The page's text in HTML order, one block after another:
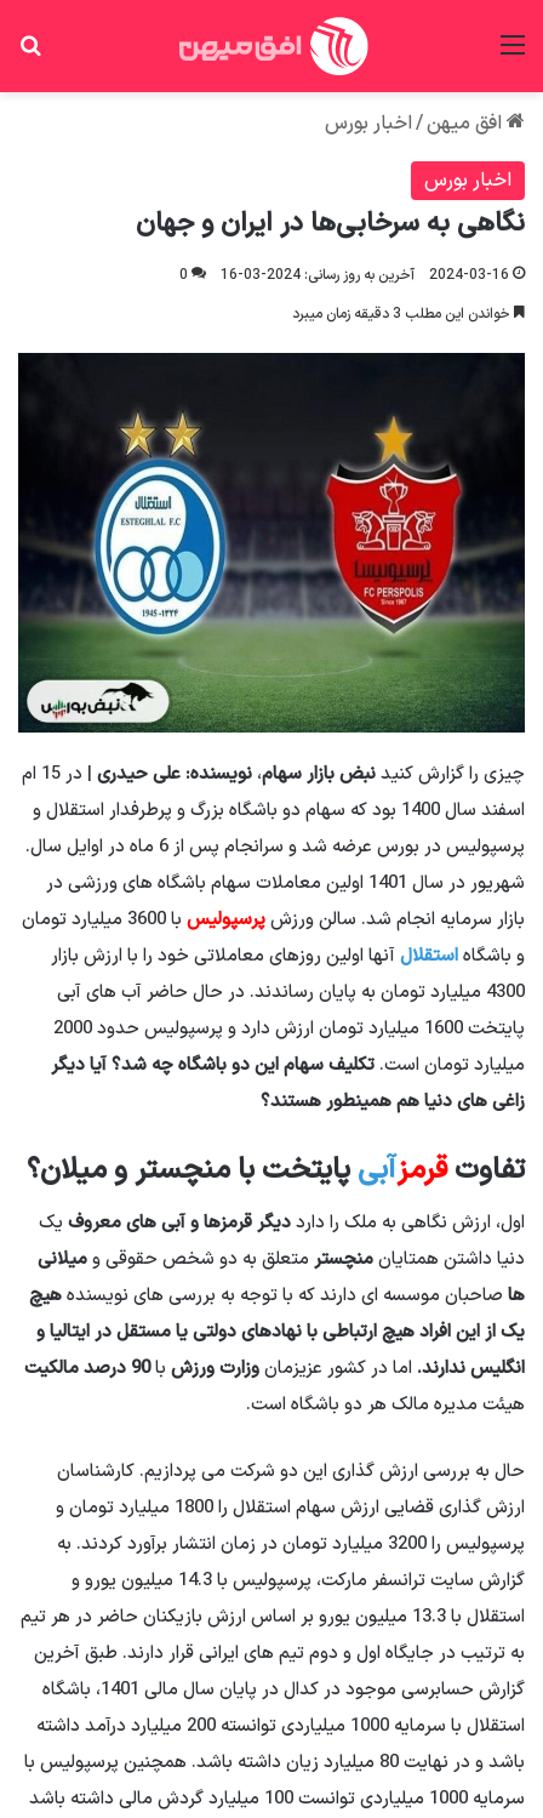
افق میهن/اخبار بورس
اخبار بورس
نگاهی به سرخابی‌ها در ایران و جهان
2024-03-16 آخرین به روز رسانی: 2024-03-16
0
خواندن این مطلب 3 دقیقه زمان میبرد
چیزی را گزارش کنیدنبض بازار سهام، نویسنده: علی حیدری
| در 15 ام
اسفند سال 1400 بود که سهام دو باشگاه بزرگ و پرطرفدار استقلال و
پرسپولیس در بورس عرضه شد و سرانجام پس از 6 ماه در اوایل سال.
شهریور در سال 1401 اولین معاملات سهام باشگاه های ورزشی در
بازار سرمایه انجام شد. سالن ورزشپرسپولیس
با 3600 میلیارد تومان
و باشگاهاستقلالآنها اولین روزهای معاملاتی خود را با ارزش بازار
4300 میلیارد تومان به پایان رساندند. در حال حاضر آب های آبی
پایتخت 1600 میلیارد تومان ارزش دارد و پرسپولیس حدود 2000
میلیارد تومان است. تکلیف سهام این دو باشگاه چه شد؟ آیا دیگر
زاغی های دنیا هم همینطور هستند؟
تفاوتقرمزآبیپایتخت با منچستر و میلان؟
اول، ارزش نگاهی به ملک را دارددیگر قرمزها و آبی های معروف یک
دنیا داشتن همتایانمنچستر متعلق به دو شخص حقوقی ومیلانی
ها صاحبان موسسه ای دارند که با توجه به بررسی های نویسندههیچ
یک از این افراد هیچ ارتباطی با نهادهای دولتی یا مستقل در ایتالیا و
انگلیس ندارند. اما در کشور عزیزمانوزارت ورزش با90 درصد مالکیت
هیئت مدیره مالک هر دو باشگاه است.
حال به بررسی ارزش گذاری این دو شرکت می پردازیم. کارشناسان
ارزش گذاری قضایی ارزش سهام استقلال را 1800 میلیارد تومان و
پرسپولیس را 3200 میلیارد تومان در زمان انتشار برآورد کردند. به
گزارش سایت ترانسفر مارکت، پرسپولیس با 14.3 میلیون یورو و
استقلال با 13.3 میلیون یورو بر اساس ارزش بازیکنان حاضر در هر تیم
به ترتیب در جایگاه اول و دوم تیم های ایرانی قرار دارند. طبق آخرین
گزارش حسابرسی موجود در کدال در پایان سال مالی 1401، باشگاه
استقلال با سرمایه 1000 میلیاردی توانسته 200 میلیارد درآمد داشته
باشد و در نهایت 80 میلیارد زیان داشته باشد. همچنین پرسپولیس با
سرمایه 1000 میلیاردی توانست 100 میلیارد گردش مالی داشته باشد